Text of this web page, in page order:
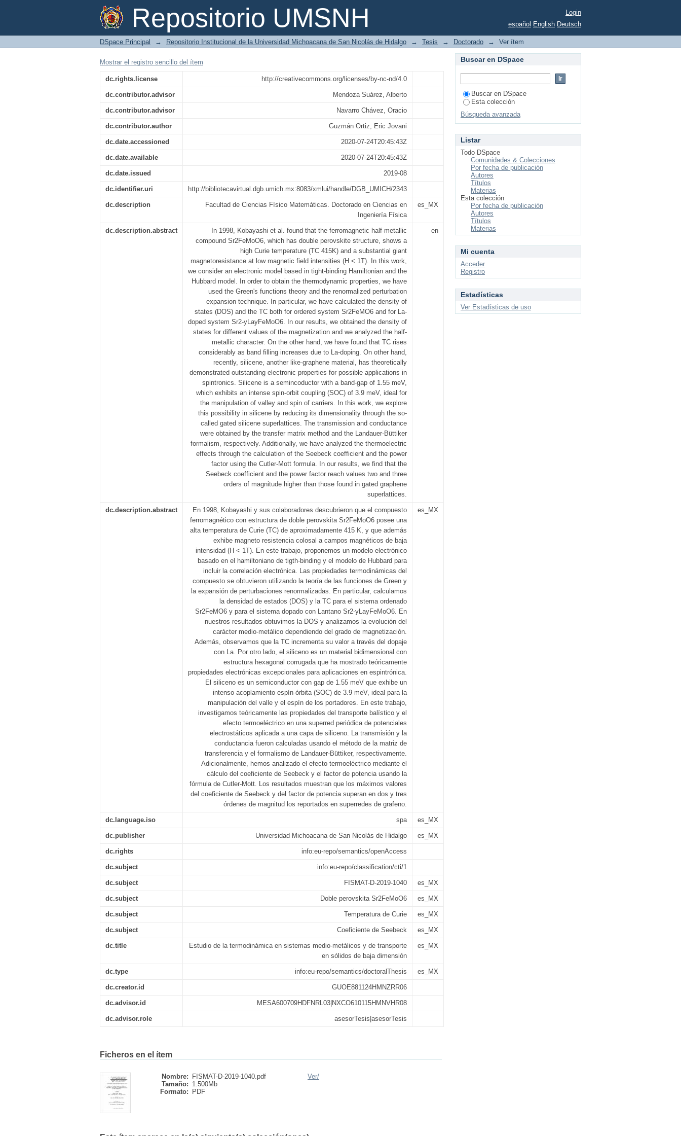
Repositorio UMSNH
Estudio de la termodinámica en sistemas medio-metálicos y de transporte en
sólidos de baja dimensión
Login
español English Deutsch
DSpace Principal → Repositorio Institucional de la Universidad Michoacana de San Nicolás de Hidalgo → Tesis → Doctorado → Ver ítem
Mostrar el registro sencillo del ítem
dc.rights.license http://creativecommons.org/licenses/by-nc-nd/4.0
dc.contributor.advisor Mendoza Suárez, Alberto
dc.contributor.advisor Navarro Chávez, Oracio
dc.contributor.author Guzmán Ortiz, Eric Jovani
dc.date.accessioned 2020-07-24T20:45:43Z
dc.date.available 2020-07-24T20:45:43Z
dc.date.issued 2019-08
dc.identifier.uri http://bibliotecavirtual.dgb.umich.mx:8083/xmlui/handle/DGB_UMICH/2343
dc.description
Facultad de Ciencias Físico Matemáticas. Doctorado en Ciencias en
Ingeniería Física
es_MX
dc.description.abstract
In 1998, Kobayashi et al. found that the ferromagnetic half-metallic
compound Sr2FeMoO6, which has double perovskite structure, shows a
high Curie temperature (TC 415K) and a substantial giant
magnetoresistance at low magnetic field intensities (H < 1T). In this work,
we consider an electronic model based in tight-binding Hamiltonian and the
Hubbard model. In order to obtain the thermodynamic properties, we have
used the Green's functions theory and the renormalized perturbation
expansion technique. In particular, we have calculated the density of
states (DOS) and the TC both for ordered system Sr2FeMO6 and for La-
doped system Sr2-yLayFeMoO6. In our results, we obtained the density of
states for different values of the magnetization and we analyzed the half-
metallic character. On the other hand, we have found that TC rises
considerably as band filling increases due to La-doping. On other hand,
recently, silicene, another like-graphene material, has theoretically
demonstrated outstanding electronic properties for possible applications in
spintronics. Silicene is a semincoductor with a band-gap of 1.55 meV,
which exhibits an intense spin-orbit coupling (SOC) of 3.9 meV, ideal for
the manipulation of valley and spin of carriers. In this work, we explore
this possibility in silicene by reducing its dimensionality through the so-
called gated silicene superlattices. The transmission and conductance
were obtained by the transfer matrix method and the Landauer-Büttiker
formalism, respectively. Additionally, we have analyzed the thermoelectric
effects through the calculation of the Seebeck coefficient and the power
factor using the Cutler-Mott formula. In our results, we find that the
Seebeck coefficient and the power factor reach values two and three
orders of magnitude higher than those found in gated graphene
superlattices.
en
dc.description.abstract
En 1998, Kobayashi y sus colaboradores descubrieron que el compuesto
ferromagnético con estructura de doble perovskita Sr2FeMoO6 posee una
alta temperatura de Curie (TC) de aproximadamente 415 K, y que además
exhibe magneto resistencia colosal a campos magnéticos de baja
intensidad (H < 1T). En este trabajo, proponemos un modelo electrónico
basado en el hamiltoniano de tigth-binding y el modelo de Hubbard para
incluir la correlación electrónica. Las propiedades termodinámicas del
compuesto se obtuvieron utilizando la teoría de las funciones de Green y
la expansión de perturbaciones renormalizadas. En particular, calculamos
la densidad de estados (DOS) y la TC para el sistema ordenado
Sr2FeMO6 y para el sistema dopado con Lantano Sr2-yLayFeMoO6. En
nuestros resultados obtuvimos la DOS y analizamos la evolución del
carácter medio-metálico dependiendo del grado de magnetización.
Además, observamos que la TC incrementa su valor a través del dopaje
con La. Por otro lado, el siliceno es un material bidimensional con
estructura hexagonal corrugada que ha mostrado teóricamente
propiedades electrónicas excepcionales para aplicaciones en espintrónica.
El siliceno es un semiconductor con gap de 1.55 meV que exhibe un
intenso acoplamiento espín-órbita (SOC) de 3.9 meV, ideal para la
manipulación del valle y el espín de los portadores. En este trabajo,
investigamos teóricamente las propiedades del transporte balístico y el
efecto termoeléctrico en una superred periódica de potenciales
electrostáticos aplicada a una capa de siliceno. La transmisión y la
conductancia fueron calculadas usando el método de la matriz de
transferencia y el formalismo de Landauer-Büttiker, respectivamente.
Adicionalmente, hemos analizado el efecto termoeléctrico mediante el
cálculo del coeficiente de Seebeck y el factor de potencia usando la
fórmula de Cutler-Mott. Los resultados muestran que los máximos valores
del coeficiente de Seebeck y del factor de potencia superan en dos y tres
órdenes de magnitud los reportados en superredes de grafeno.
es_MX
dc.language.iso spa es_MX
dc.publisher Universidad Michoacana de San Nicolás de Hidalgo es_MX
dc.rights info:eu-repo/semantics/openAccess
dc.subject info:eu-repo/classification/cti/1
dc.subject FISMAT-D-2019-1040 es_MX
dc.subject Doble perovskita Sr2FeMoO6 es_MX
dc.subject Temperatura de Curie es_MX
dc.subject Coeficiente de Seebeck es_MX
dc.title
Estudio de la termodinámica en sistemas medio-metálicos y de transporte
en sólidos de baja dimensión
es_MX
dc.type info:eu-repo/semantics/doctoralThesis es_MX
dc.creator.id GUOE881124HMNZRR06
dc.advisor.id MESA600709HDFNRL03|NXCO610115HMNVHR08
dc.advisor.role asesorTesis|asesorTesis
Ficheros en el ítem
Nombre:
FISMAT-D-2019-1040.pdf
Tamaño: 1.500Mb
Formato:
PDF
Ver/
Buscar en DSpace
Buscar en DSpace
Esta colección
Búsqueda avanzada
Listar
Todo DSpace
Comunidades & Colecciones
Por fecha de publicación
Autores
Títulos
Materias
Esta colección
Por fecha de publicación
Autores
Títulos
Materias
Mi cuenta
Acceder
Registro
Estadísticas
Ver Estadísticas de uso